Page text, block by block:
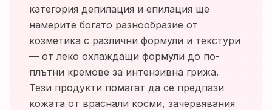
категория депилация и епилация ще
намерите богато разнообразие от
козметика с различни формули и текстури
— от леко охлаждащи формули до по-
плътни кремове за интензивна грижа.
Тези продукти помагат да се предпази
кожата от враснали косми, зачервявания